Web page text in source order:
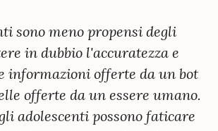
sono meno propensi degli
in dubbio l'accuratezza e
informazioni offerte da un bot
offerte da un essere umano.
adolescenti possono faticare